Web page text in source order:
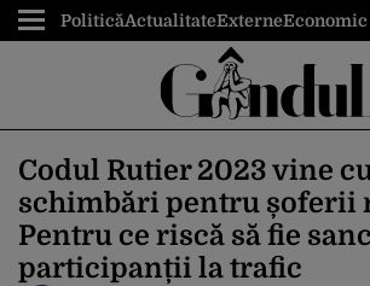
PoliticăActualitateExterneEconomic
Codul Rutier 2023 vine
schimbări pentru șoferii
Pentru ce riscă să fie
participanții la trafic